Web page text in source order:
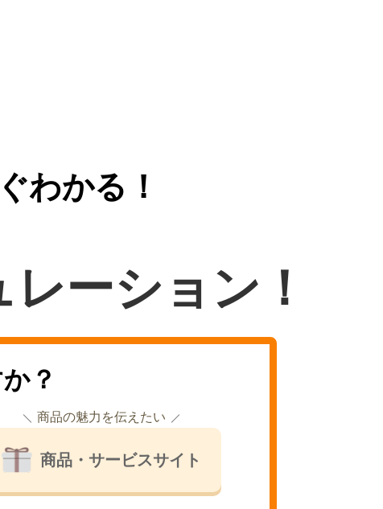
わかる！
ーション！
？
商品の魅力を伝えたい
商品・サービスサイト